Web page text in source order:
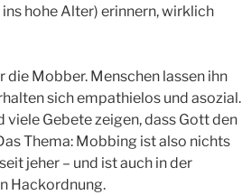
hohe Alter) erinnern, wirklich
die Mobber. Menschen lassen ihn
sich empathielos und asozial.
Gebete zeigen, dass Gott den
Thema: Mobbing ist also nichts
jeher – und ist auch in der
Hackordnung.